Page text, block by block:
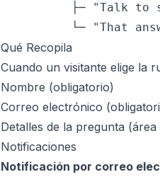
├─ "Talk to
└─ "That
Qué Recopila
Cuando un visitante elige la
Nombre (obligatorio)
Correo electrónico
Detalles de la pregunta (área
Notificaciones
Notificación por correo